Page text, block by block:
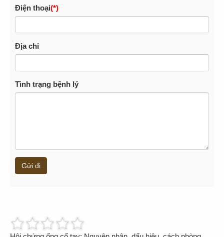
Điện thoại(*)
Địa chỉ
Tình trạng bệnh lý
Gửi đi